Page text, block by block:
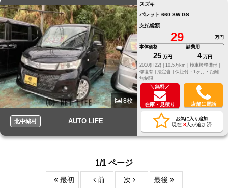
8枚
北中城村 AUTO LIFE
スズキ
パレット 660 SW GS
支払総額
29
万円
本体価格
25 万円
諸費用
4 万円
2010(H22) |
10.5万km |
検車検整備付 |
修復有 | 法定含 | 保証付・1ヶ月・距離
無制限
＼無料／
在庫・見積り 店舗に電話
お気に入り追加
現在 8人が追加済
1/1 ページ
最初 前 次 最後